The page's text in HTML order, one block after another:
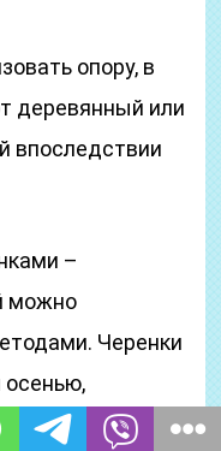
опору, в
деревянный или
впоследствии
–
можно
Черенки
осенью,
или